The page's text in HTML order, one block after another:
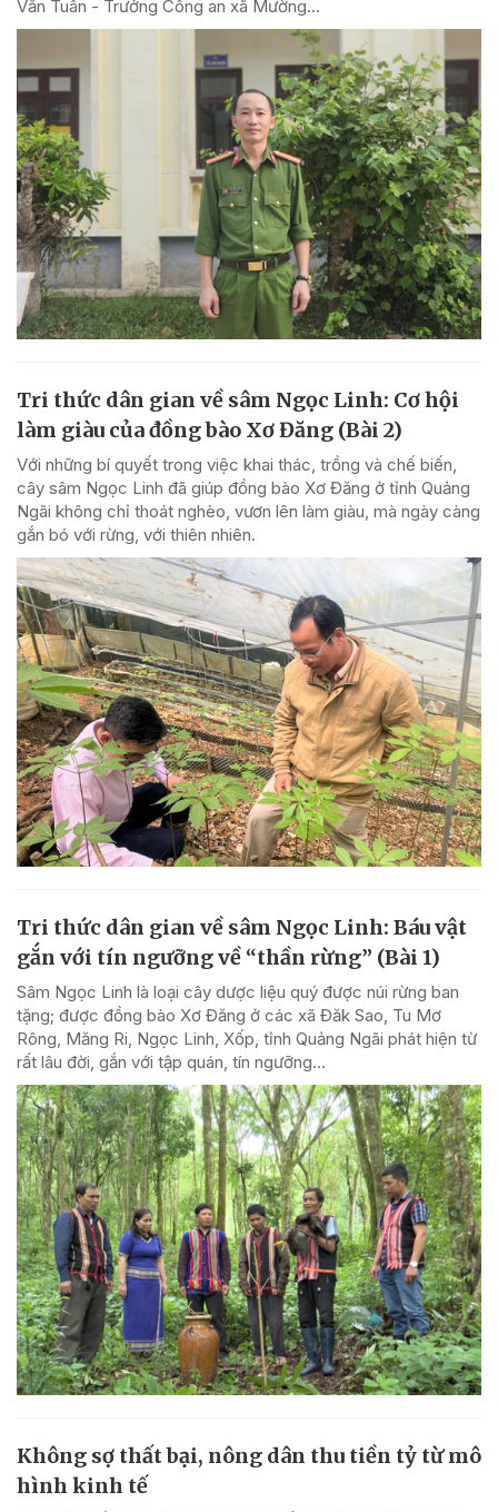
Văn Tuân - Trưởng Công an xã Mường...
Tri thức dân gian về sâm Ngọc Linh: Cơ hội
làm giàu của đồng bào Xơ Đăng (Bài 2)
Với những bí quyết trong việc khai thác, trồng và chế biến,
cây sâm Ngọc Linh đã giúp đồng bào Xơ Đăng ở tỉnh Quảng
Ngãi không chỉ thoát nghèo, vươn lên làm giàu, mà ngày càng
gắn bó với rừng, với thiên nhiên.
Tri thức dân gian về sâm Ngọc Linh: Báu vật
gắn với tín ngưỡng về “thần rừng” (Bài 1)
Sâm Ngọc Linh là loại cây dược liệu quý được núi rừng ban
tặng; được đồng bào Xơ Đăng ở các xã Đăk Sao, Tu Mơ
Rông, Măng Ri, Ngọc Linh, Xốp, tỉnh Quảng Ngãi phát hiện từ
rất lâu đời, gắn với tập quán, tín ngưỡng...
Không sợ thất bại, nông dân thu tiền tỷ từ mô
hình kinh tế